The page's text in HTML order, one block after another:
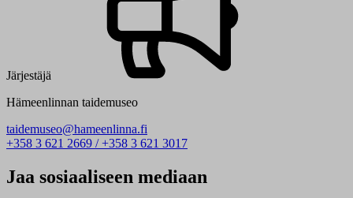
Järjestäjä
Hämeenlinnan taidemuseo
taidemuseo@hameenlinna.fi
+358 3 621 2669 / +358 3 621 3017
Jaa sosiaaliseen mediaan